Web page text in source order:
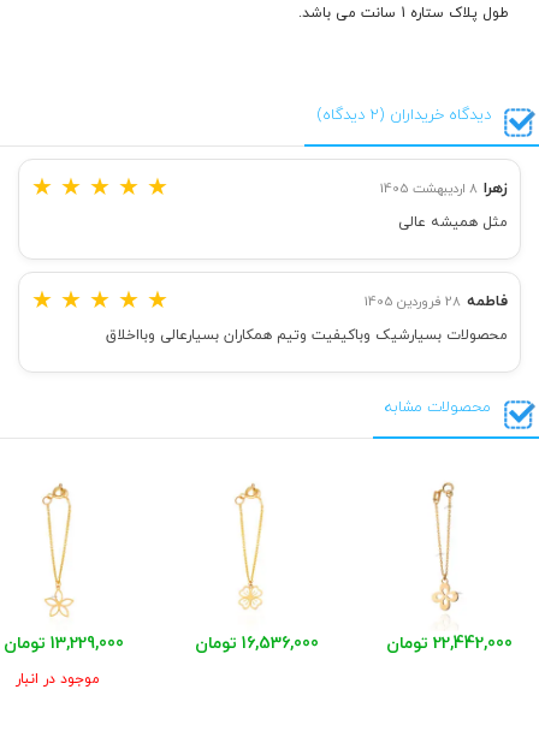
طول پلاک ستاره 1 سانت می باشد.
دیدگاه خریداران (2 دیدگاه)
زهرا 8 اردیبهشت 1405 ★ ★ ★ ★ ★
مثل همیشه عالی
فاطمه 28 فروردین 1405 ★ ★ ★ ★ ★
محصولات بسیارشیک وباکیفیت وتیم همکاران بسیارعالی وبااخلاق
محصولات مشابه
22,442,000 تومان 16,536,000 تومان 13,229,000 تومان
موجود در انبار